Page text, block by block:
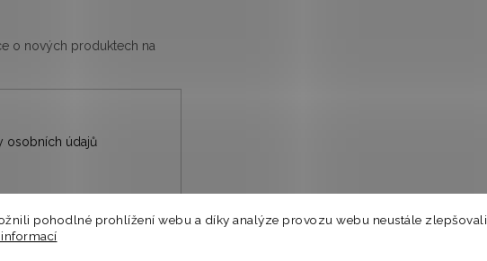
pohodlné prohlížení webu a díky analýze provozu webu neustále zlepšovali
o nových produktech na
osobních údajů